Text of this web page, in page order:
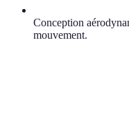
Conception
mouvement.